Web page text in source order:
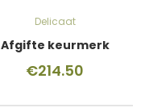
Delicaat
Afgifte keurmerk
€214.50